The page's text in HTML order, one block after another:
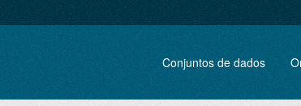
Conjuntos de dados